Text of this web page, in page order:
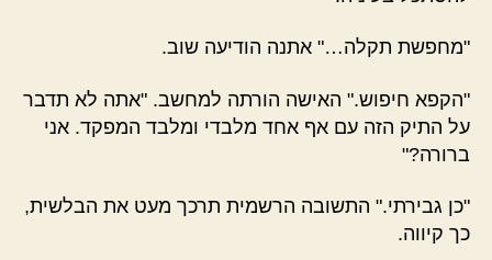
"מחפשת תקלה…" אתנה הודיעה שוב.
"הקפא חיפוש." האישה הורתה למחשב. "אתה לא תדבר
על התיק הזה עם אף אחד מלבדי ומלבד המפקד. אני
ברורה?"
"כן גבירתי." התשובה הרשמית תרכך מעט את הבלשית,
כך קיווה.